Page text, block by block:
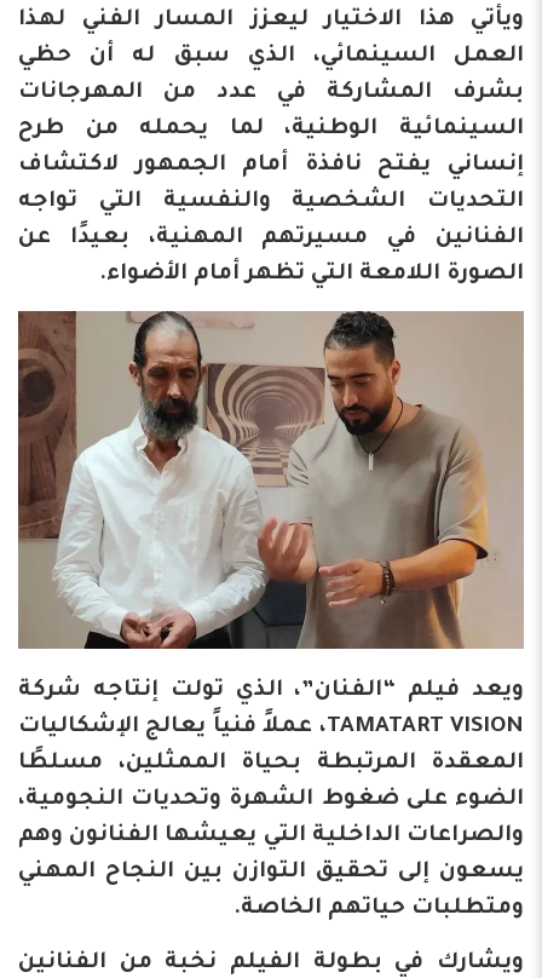
ويأتي هذا الاختيار ليعزز المسار الفني لهذا
العمل السينمائي، الذي سبق له أن حظي
بشرف المشاركة في عدد من المهرجانات
السينمائية الوطنية، لما يحمله من طرح
إنساني يفتح نافذة أمام الجمهور لاكتشاف
التحديات الشخصية والنفسية التي تواجه
الفنانين في مسيرتهم المهنية، بعيدًا عن
الصورة اللامعة التي تظهر أمام الأضواء.
ويعد فيلم “الفنان”، الذي تولت إنتاجه شركة
TAMATART VISION، عملاً فنياً يعالج الإشكاليات
المعقدة المرتبطة بحياة الممثلين، مسلطًا
الضوء على ضغوط الشهرة وتحديات النجومية،
والصراعات الداخلية التي يعيشها الفنانون وهم
يسعون إلى تحقيق التوازن بين النجاح المهني
ومتطلبات حياتهم الخاصة.
ويشارك في بطولة الفيلم نخبة من الفنانين